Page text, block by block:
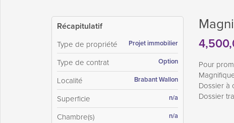
Récapitulatif
Type de propriété Projet immobilier
Type de contrat Option
Localité Brabant Wallon
Superficie n/a
Chambre(s) n/a
Pour
Dossier à
Dossier